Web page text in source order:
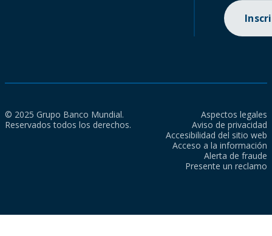
© 2025 Grupo Banco Mundial.
Reservados todos los derechos.
Aspectos legales
Aviso de privacidad
Accesibilidad del sitio web
Acceso a la información
Alerta de fraude
Presente un reclamo